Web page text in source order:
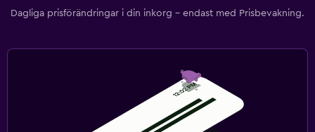
Dagliga prisförändringar i din inkorg – endast med Prisbevakning.